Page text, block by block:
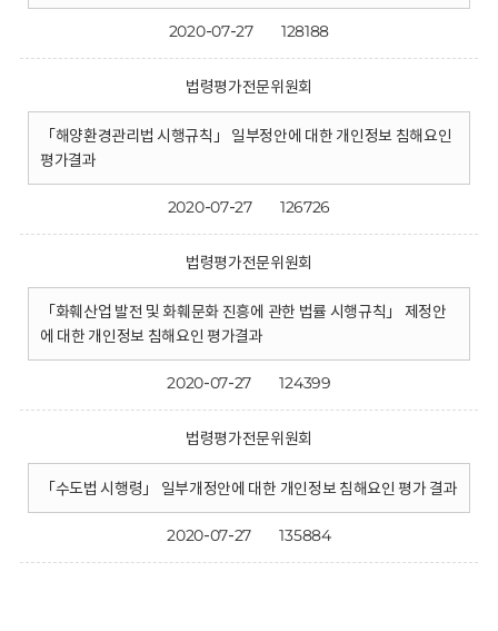
2020-07-27 128188
법령평가전문위원회
「해양환경관리법 시행규칙」 일부정안에 대한 개인정보 침해요인
평가결과
2020-07-27 126726
법령평가전문위원회
「화훼산업 발전 및 화훼문화 진흥에 관한 법률 시행규칙」 제정안
에 대한 개인정보 침해요인 평가결과
2020-07-27 124399
법령평가전문위원회
「수도법 시행령」 일부개정안에 대한 개인정보 침해요인 평가 결과
2020-07-27 135884